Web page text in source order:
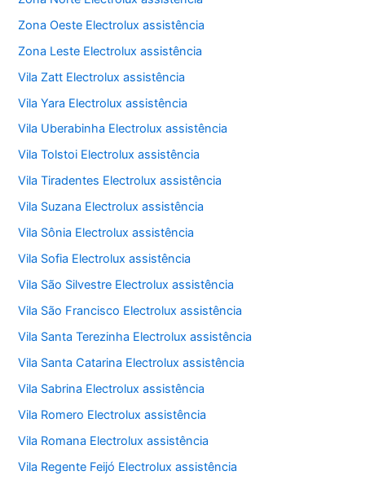
Zona Oeste Electrolux assistência
Zona Leste Electrolux assistência
Vila Zatt Electrolux assistência
Vila Yara Electrolux assistência
Vila Uberabinha Electrolux assistência
Vila Tolstoi Electrolux assistência
Vila Tiradentes Electrolux assistência
Vila Suzana Electrolux assistência
Vila Sônia Electrolux assistência
Vila Sofia Electrolux assistência
Vila São Silvestre Electrolux assistência
Vila São Francisco Electrolux assistência
Vila Santa Terezinha Electrolux assistência
Vila Santa Catarina Electrolux assistência
Vila Sabrina Electrolux assistência
Vila Romero Electrolux assistência
Vila Romana Electrolux assistência
Vila Regente Feijó Electrolux assistência